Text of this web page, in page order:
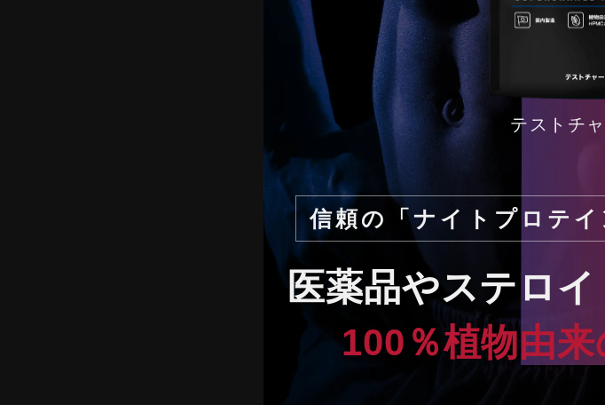
テストチ
信頼の「ナイトプロテ
医薬品やステロ
100％植物由